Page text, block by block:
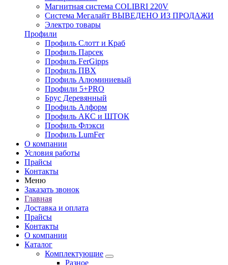
Магнитная система COLIBRI 220V
Система Мегалайт ВЫВЕДЕНО ИЗ ПРОДАЖИ
Электро товары
Профили
Профиль Слотт и Краб
Профиль Парсек
Профиль FerGipps
Профиль ПВХ
Профиль Алюминиевый
Профили 5+PRO
Брус Деревянный
Профиль Алформ
Профиль АКС и ШТОК
Профиль Флэкси
Профиль LumFer
О компании
Условия работы
Прайсы
Контакты
Меню
Заказать звонок
Главная
Доставка и оплата
Прайсы
Контакты
О компании
Каталог
Комплектующие
Разное